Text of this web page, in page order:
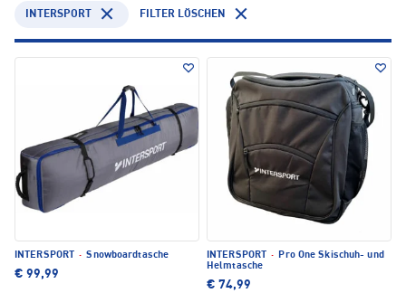
INTERSPORT FILTER LÖSCHEN
INTERSPORT · Snowboardtasche
€ 99,99
INTERSPORT ·
Pro One Skischuh- und
Helmtasche
€ 74,99